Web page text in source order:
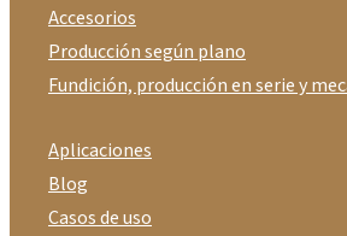
Accesorios
Producción según plano
Fundición, producción en serie y
Aplicaciones
Blog
Casos de uso